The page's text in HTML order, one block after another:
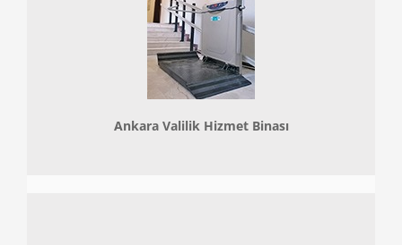
Ankara Valilik Hizmet Binası